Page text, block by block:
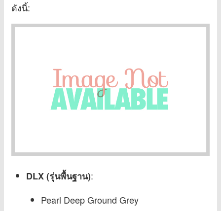
ดังนี้:
DLX (รุ่นพื้นฐาน):
Pearl Deep Ground Grey